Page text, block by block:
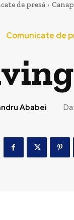
de presă
Comunicate de
Ababei